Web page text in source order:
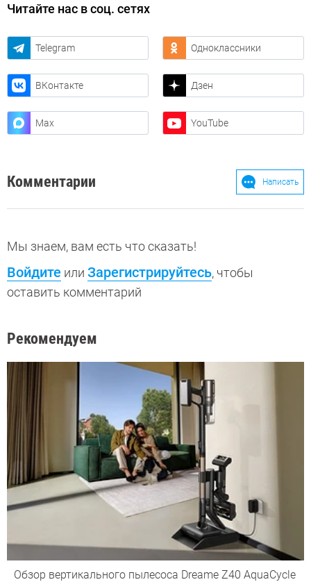
Читайте нас в соц. сетях
Telegram Одноклассники
ВКонтакте Дзен
Max YouTube
Комментарии Написать
Мы знаем, вам есть что сказать!
Войдите или Зарегистрируйтесь, чтобы
оставить комментарий
Рекомендуем
Обзор вертикального пылесоса Dreame Z40 AquaCycle